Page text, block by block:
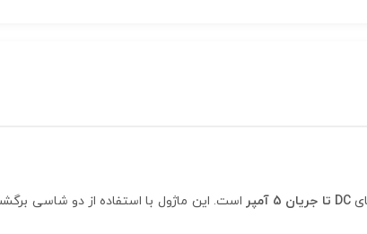
DC تا جریان 5 آمپر
است. این ماژول با استفاده از دو شاسی